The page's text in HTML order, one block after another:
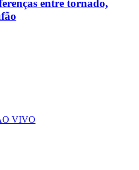
entre tornado,
VIVO